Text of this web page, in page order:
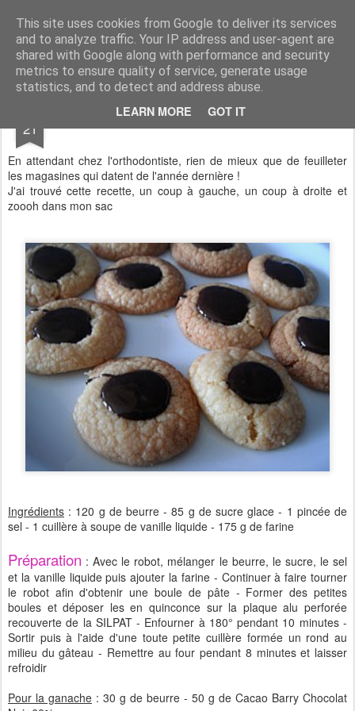
This site uses cookies from Google to deliver its services
and to analyze traffic. Your IP address and user-agent are
shared with Google along with performance and security
metrics to ensure quality of service, generate usage
statistics, and to detect and address abuse.
LEARN MORE GOT IT
Aux papilles by Virginie
21 Nids Chocolatés
En attendant chez l'orthodontiste, rien de mieux que de feuilleter
les magasines qui datent de l'année dernière !
J'ai trouvé cette recette, un coup à gauche, un coup à droite et
zoooh dans mon sac
Ingrédients : 120 g de beurre - 85 g de sucre glace - 1 pincée de
sel - 1 cuillère à soupe de vanille liquide - 175 g de farine
Préparation : Avec le robot, mélanger le beurre, le sucre, le sel
et la vanille liquide puis ajouter la farine - Continuer à faire tourner
le robot afin d'obtenir une boule de pâte - Former des petites
boules et déposer les en quinconce sur la plaque alu perforée
recouverte de la SILPAT - Enfourner à 180° pendant 10 minutes -
Sortir puis à l'aide d'une toute petite cuillère formée un rond au
milieu du gâteau - Remettre au four pendant 8 minutes et laisser
refroidir
Pour la ganache : 30 g de beurre - 50 g de Cacao Barry Chocolat